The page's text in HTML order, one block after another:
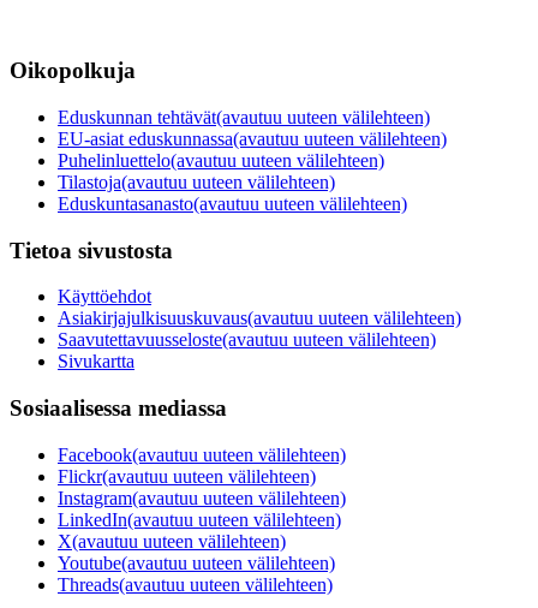
Oikopolkuja
Eduskunnan tehtävät(avautuu uuteen välilehteen)
EU-asiat eduskunnassa(avautuu uuteen välilehteen)
Puhelinluettelo(avautuu uuteen välilehteen)
Tilastoja(avautuu uuteen välilehteen)
Eduskuntasanasto(avautuu uuteen välilehteen)
Tietoa sivustosta
Käyttöehdot
Asiakirjajulkisuuskuvaus(avautuu uuteen välilehteen)
Saavutettavuusseloste(avautuu uuteen välilehteen)
Sivukartta
Sosiaalisessa mediassa
Facebook(avautuu uuteen välilehteen)
Flickr(avautuu uuteen välilehteen)
Instagram(avautuu uuteen välilehteen)
LinkedIn(avautuu uuteen välilehteen)
X(avautuu uuteen välilehteen)
Youtube(avautuu uuteen välilehteen)
Threads(avautuu uuteen välilehteen)